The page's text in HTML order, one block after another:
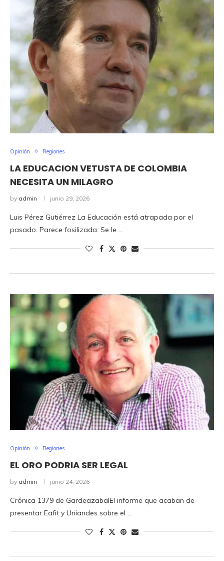
Opinión Regiones
LA EDUCACION VETUSTA DE COLOMBIA
NECESITA UN MILAGRO
by admin junio 29, 2026
Luis Pérez Gutiérrez La Educación está atrapada por el
pasado. Parece fosilizada. Se le …
Opinión Regiones
EL ORO PODRIA SER LEGAL
by admin junio 24, 2026
Crónica 1379 de GardeazabalEl informe que acaban de
presentar Eafit y Uniandes sobre el …